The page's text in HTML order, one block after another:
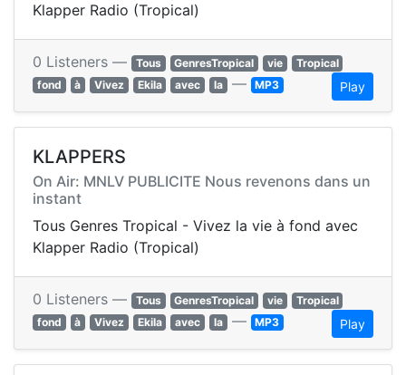
Klapper Radio (Tropical)
0 Listeners — Tous GenresTropical vie
Tropical
fond
à Vivez Ekila avec la — MP3 Play
KLAPPERS
On Air: MNLV PUBLICITE Nous revenons dans un
instant
Tous Genres Tropical - Vivez la vie à fond avec
Klapper Radio (Tropical)
0 Listeners — Tous GenresTropical vie
Tropical
fond
à Vivez Ekila avec la — MP3 Play